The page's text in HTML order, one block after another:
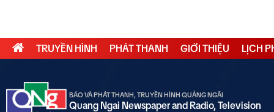
TRUYỀN HÌNH PHÁT THANH GIỚI THIỆU LỊCH
BÁO VÀ PHÁT THANH, TRUYỀN HÌNH QUẢNG NGÃI
Quang Ngai Newspaper and Radio, Television